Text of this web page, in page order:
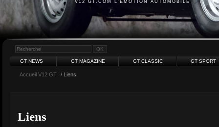
V12 GT.COM L'ÉMOTION AUTOMOBILE
GT NEWS GT MAGAZINE GT CLASSIC GT SPORT
Accueil V12 GT / Liens
Liens